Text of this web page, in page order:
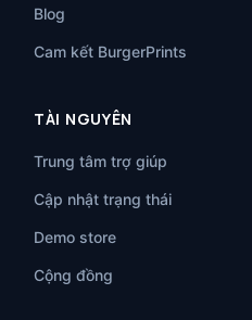
Blog
Cam kết BurgerPrints
TÀI NGUYÊN
Trung tâm trợ giúp
Cập nhật trạng thái
Demo store
Cộng đồng